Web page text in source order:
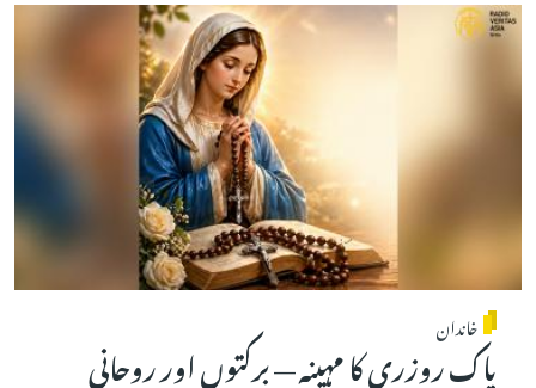
خاندان
پاک روزری کا مہینہ — برکتوں اور روحانی